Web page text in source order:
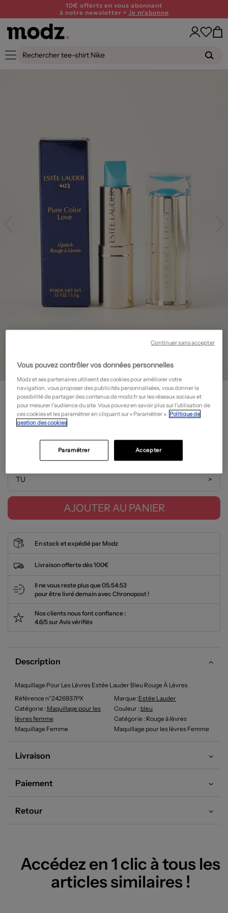
10€ offerts en vous abonnant
à notre newsletter > Je m'abonne
ESTÉE LAUDER
Maquillage pour les lèvres - Rouge à lèvres- Outlet
9,00€
Guide des tailles
TU >
AJOUTER AU PANIER
En stock et expédié par Modz
Livraison offerte dès 100€
Il ne vous reste plus que05:54:52
pour être livré demain avec Chronopost !
Nos clients nous font confiance :
4.6/5 sur Avis vérifiés
Description
Maquillage Pour Les Lèvres Estée Lauder Bleu Rouge À Lèvres
Référence n°2426937PX
Marque :Estée Lauder
Catégorie : Maquillage pour les
lèvres femme
Couleur : bleu
Catégorie : Rouge à lèvres
Maquillage Femme
Maquillage pour les lèvres Femme
Livraison
Paiement
Retour
Accédez en 1 clic à tous les
articles similaires !
Vous pouvez contrôler vos données personnelles
Modz et ses partenaires utilisent des cookies pour améliorer votre
navigation, vous proposer des publicités personnalisées, vous donner la
possibilité de partager des contenus de modz.fr sur les réseaux sociaux et
pour mesurer l’audience du site. Vous pouvez en savoir plus sur l’utilisation de
ces cookies et les paramétrer en cliquant sur « Paramétrer ». Politique de
gestion des cookies
Accepter
Paramétrer
Continuer sans accepter